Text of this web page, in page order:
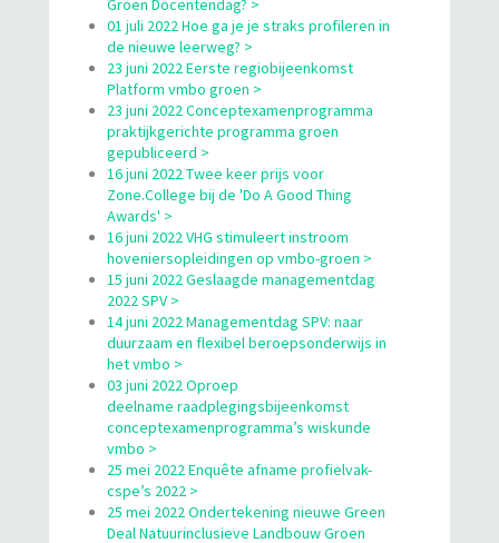
Groen Docentendag? >
01 juli 2022 Hoe ga je je straks profileren in
de nieuwe leerweg? >
23 juni 2022 Eerste regiobijeenkomst
Platform vmbo groen >
23 juni 2022 Conceptexamenprogramma
praktijkgerichte programma groen
gepubliceerd >
16 juni 2022 Twee keer prijs voor
Zone.College bij de 'Do A Good Thing
Awards' >
16 juni 2022 VHG stimuleert instroom
hoveniersopleidingen op vmbo-groen >
15 juni 2022 Geslaagde managementdag
2022 SPV >
14 juni 2022 Managementdag SPV: naar
duurzaam en flexibel beroepsonderwijs in
het vmbo >
03 juni 2022 Oproep
deelname raadplegingsbijeenkomst
conceptexamenprogramma’s wiskunde
vmbo >
25 mei 2022 Enquête afname profielvak-
cspe’s 2022 >
25 mei 2022 Ondertekening nieuwe Green
Deal Natuurinclusieve Landbouw Groen